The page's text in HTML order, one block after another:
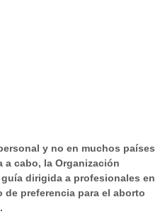
y no en muchos países
a cabo, la Organización
dirigida a profesionales en
de preferencia para el aborto